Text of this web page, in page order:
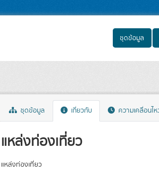
ชุดข้อมูล
ชุดข้อมูล เกี่ยวกับ ความเคลื่อนไห
แหล่งท่องเที่ยว
แหล่งท่องเที่ยว